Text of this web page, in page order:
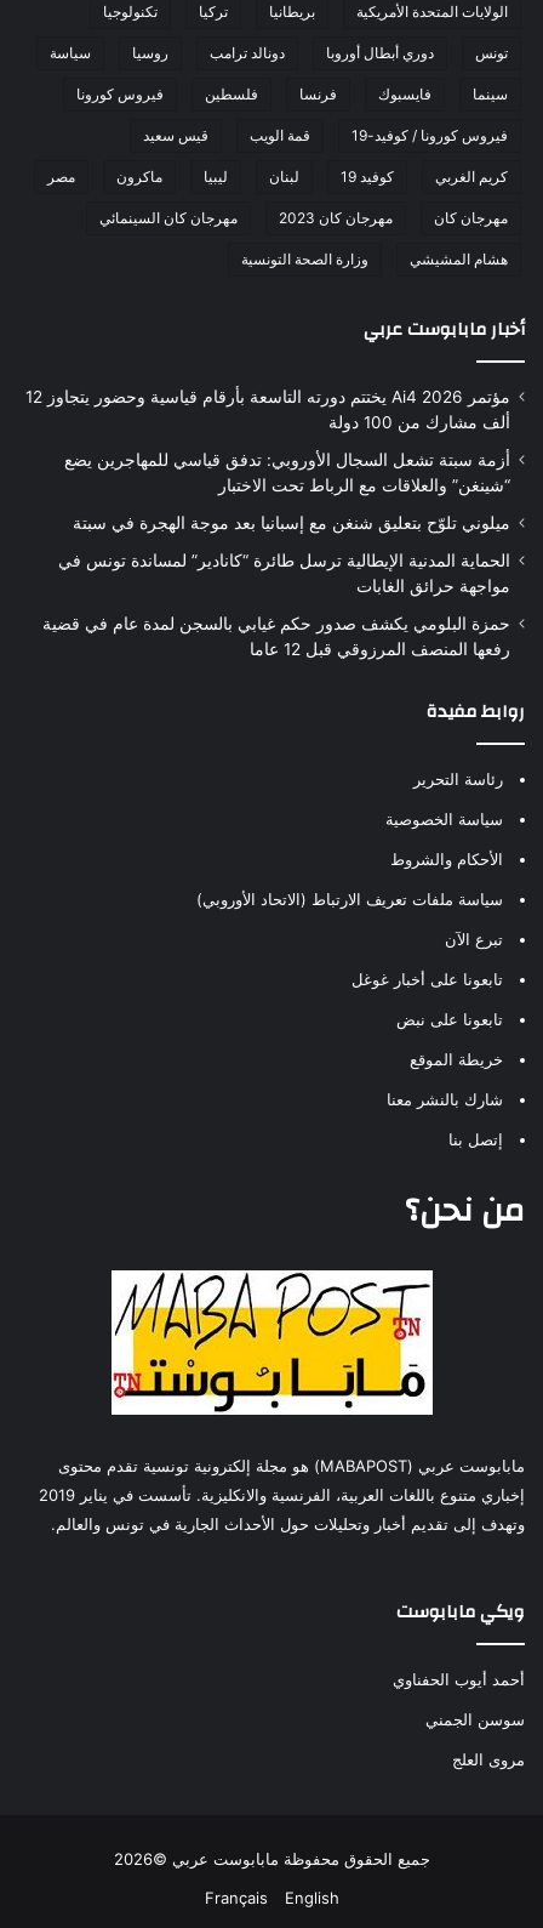
الولايات المتحدة الأمريكية بريطانيا تركيا تكنولوجيا
تونس دوري أبطال أوروبا دونالد ترامب روسيا سياسة
سينما فايسبوك فرنسا فلسطين فيروس كورونا
فيروس كورونا / كوفيد-19 قمة الويب قيس سعيد
كريم الغربي كوفيد 19 لبنان ليبيا ماكرون مصر
مهرجان كان مهرجان كان 2023 مهرجان كان السينمائي
هشام المشيشي وزارة الصحة التونسية
أخبار مابابوست عربي
مؤتمر Ai4 2026 يختتم دورته التاسعة بأرقام قياسية وحضور يتجاوز 12
ألف مشارك من 100 دولة
أزمة سبتة تشعل السجال الأوروبي: تدفق قياسي للمهاجرين يضع
“شينغن” والعلاقات مع الرباط تحت الاختبار
ميلوني تلوّح بتعليق شنغن مع إسبانيا بعد موجة الهجرة في سبتة
الحماية المدنية الإيطالية ترسل طائرة “كانادير” لمساندة تونس في
مواجهة حرائق الغابات
حمزة البلومي يكشف صدور حكم غيابي بالسجن لمدة عام في قضية
رفعها المنصف المرزوقي قبل 12 عاما
روابط مفيدة
رئاسة التحرير
سياسة الخصوصية
الأحكام والشروط
سياسة ملفات تعريف الارتباط (الاتحاد الأوروبي)
تبرع الآن
تابعونا على أخبار غوغل
تابعونا على نبض
خريطة الموقع
شارك بالنشر معنا
إتصل بنا
من نحن؟
مابابوست عربي (MABAPOST) هو مجلة إلكترونية تونسية تقدم محتوى
إخباري متنوع باللغات العربية، الفرنسية والانكليزية. تأسست في يناير 2019
وتهدف إلى تقديم أخبار وتحليلات حول الأحداث الجارية في تونس والعالم.
ويكي مابابوست
أحمد أيوب الحفناوي
سوسن الجمني
مروى العلج
جميع الحقوق محفوظة مابابوست عربي ©2026
English
Français